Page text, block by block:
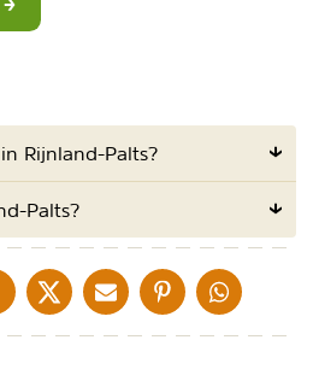
Rijnland-Palts?
Palts?
OP FACEBOOK
DELEN OP XDELEN VIA DE MAIL
DELEN OP PINTEREST
DELEN OP